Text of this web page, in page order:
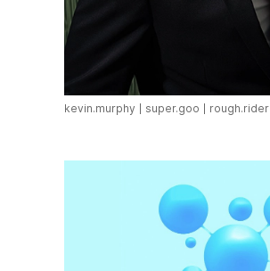
kevin.murphy super.goo rough.rider